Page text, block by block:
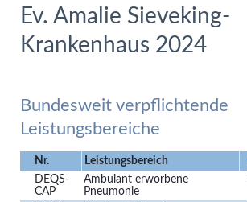
Ev. Amalie Sieveking-
Krankenhaus 2024
Bundesweit verpflichtende
Leistungsbereiche
Nr. Leistungsbereich
DEQS-
CAP
Ambulant erworbene
Pneumonie